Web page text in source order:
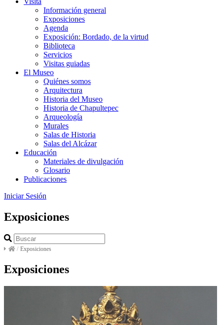
Información general
Exposiciones
Agenda
Exposición: Bordado, de la virtud
Biblioteca
Servicios
Visitas guiadas
El Museo
Quiénes somos
Arquitectura
Historia del Museo
Historia de Chapultepec
Arqueología
Murales
Salas de Historia
Salas del Alcázar
Educación
Materiales de divulgación
Glosario
Publicaciones
Iniciar Sesión
Exposiciones
/ Exposiciones
Exposiciones